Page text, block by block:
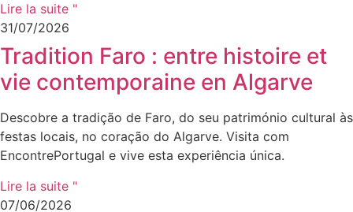
Lire la suite "
31/07/2026
Tradition Faro : entre histoire et
vie contemporaine en Algarve
Descobre a tradição de Faro, do seu património cultural às
festas locais, no coração do Algarve. Visita com
EncontrePortugal e vive esta experiência única.
Lire la suite "
07/06/2026